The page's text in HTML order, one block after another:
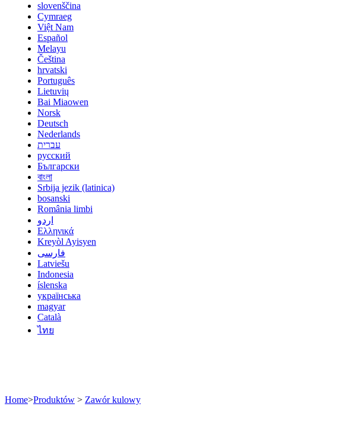
slovenščina
Cymraeg
Việt Nam
Español
Melayu
Čeština
hrvatski
Português
Lietuvių
Bai Miaowen
Norsk
Deutsch
Nederlands
עברית
русский
Български
বাংলা
Srbija jezik (latinica)
bosanski
România limbi
اردو
Ελληνικά
Kreyòl Ayisyen
فارسی
Latviešu
Indonesia
íslenska
українська
magyar
Català
ไทย
Home>Produktów > Zawór kulowy